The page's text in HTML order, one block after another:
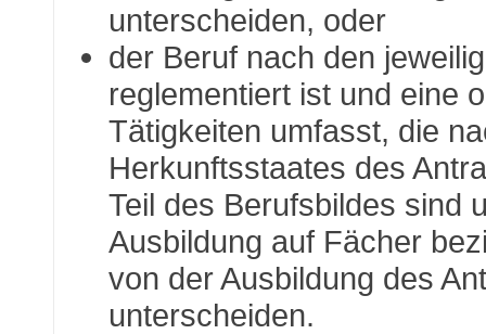
unterscheiden, oder
der Beruf nach den
reglementiert ist und eine
Tätigkeiten umfasst, die
Herkunftsstaates des
Teil des Berufsbildes sind
Ausbildung auf Fächer
von der Ausbildung des
unterscheiden.